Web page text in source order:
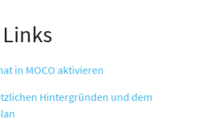
in MOCO aktivieren
Hintergründen und dem